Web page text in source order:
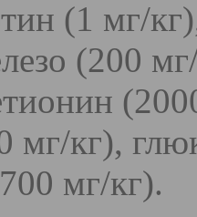
(1 мг/
(200
мг/кг),
мг/кг).